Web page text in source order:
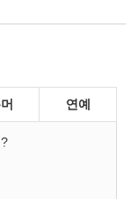
연예